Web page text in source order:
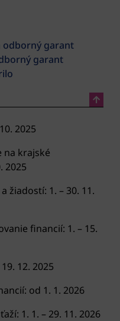
odborný garant
garant
2025
na krajské
2025
žiadostí: 1. – 30. 11.
financií: 1. – 15.
12. 2025
od 1. 1. 2026
1. 1. – 29. 11. 2026